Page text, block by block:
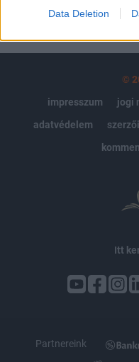
Data Deletion
©
impresszum
jogi
adatvédelem
Itt
Partnereink